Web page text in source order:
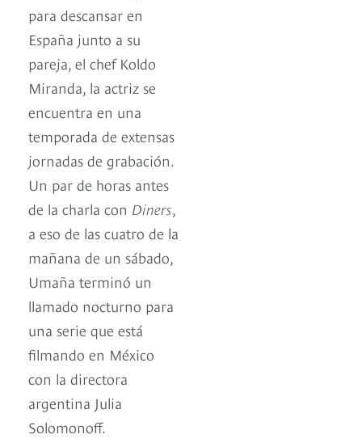
para descansar en
España junto a su
pareja, el chef Koldo
Miranda, la actriz se
encuentra en una
temporada de extensas
jornadas de grabación.
Un par de horas antes
de la charla con Diners
a eso de las cuatro de la
mañana de un sábado,
Umaña terminó un
llamado nocturno para
una serie que está
filmando en México
con la directora
argentina Julia
Solomonoff.